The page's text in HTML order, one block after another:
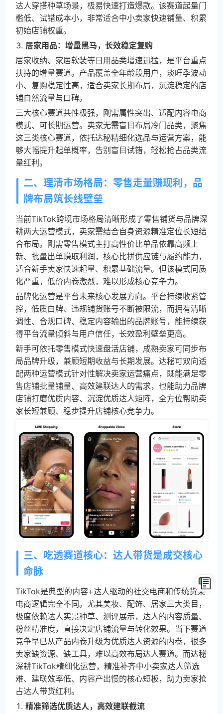
达人穿搭种草场景，极易快速打造爆款。该赛道起量门
槛低、试错成本小，非常适合中小卖家快速铺量、积累
初始店铺权重。
居家用品：增量黑马，长效稳定复购
居家收纳、家居软装等日用品类增速迅猛，是平台重点
扶持的增量赛道。产品覆盖全年龄段用户，淡旺季波动
小、复购稳定性高，适合卖家长期布局，沉淀稳定的店
铺自然流量与口碑。
三大核心赛道共性极强，刚需属性突出、适配内容电商
模式、可长期运营。卖家无需盲目布局冷门品类，聚焦
这三类核心赛道，依托达秘精细化选品与运营方案，能
够大幅提升起单概率，告别盲目试错，轻松抢占品类流
量红利。
二、理清市场格局：零售走量赚现利，品
牌布局筑长线壁垒
当前TikTok跨境市场格局清晰形成了零售铺货与品牌深
耕两大运营模式，卖家需结合自身资源精准定位长短结
合布局。刚需零售模式主打高性价比单品依靠高频上
新、批量出单赚取利润，核心比拼供应链与履约能力，
适合新手卖家快速起量、积累基础流量。但该模式同质
化严重，低价内卷激烈，难以形成核心竞争力。
品牌化运营是平台未来核心发展方向。平台持续收紧管
控，低质白牌、违规铺货账号不断被限流，而拥有清晰
调性、合规口碑、稳定内容输出的品牌账号，能持续获
得平台流量倾斜与用户信任，长效盈利壁垒更高。
新手可依托零售模式快速盘活店铺，成熟卖家可同步布
局品牌升级，兼顾短期收益与长期发展。达秘可双向适
配两种运营模式针对性解决卖家运营痛点，既能满足零
售店铺批量铺量、高效建联达人的需求，也能助力品牌
店铺打磨优质内容、沉淀优质达人矩阵，全方位帮助卖
家长短兼顾、稳步提升店铺核心竞争力。
三、吃透赛道核心：达人带货是成交核心
命脉
TikTok是典型的内容+达人驱动的社交电商和传统货架
电商逻辑完全不同。尤其美妆、配饰、居家三大类目，
极度依赖达人实景种草、测评展示，达人的内容质量、
粉丝精准度，直接决定店铺流量与转化效果。当下赛道
竞争早已从产品内卷升级为优质达人资源的内卷，很多
卖家缺资源、缺工具，难以高效布局达人赛道。而达秘
深耕TikTok精细化运营，精准补齐中小卖家达人筛选
难、建联效率低、内容产出慢的核心短板，助力卖家抢
占达人带货红利。
精准筛选优质达人，高效建联截流